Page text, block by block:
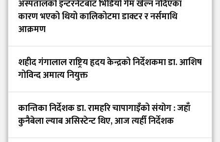
अस्पतालको इन्टरनेटबाट भिडियो गेम खेल्न नदिएका
कारण भएको थियो कालिकोटमा डाक्टर र नर्समाथि
आक्रमण
शहीद गंगालाल राष्ट्रिय हृदय केन्द्रको निर्देशकमा डा. आशिष
गोविन्द अमात्य नियुक्त
कान्तिका निर्देशक डा. रामहरि चापागाइँको संयोग : जहाँ
कुनैबेला ल्याब असिस्टेन्ट थिए, आज त्यहीँ निर्देशक